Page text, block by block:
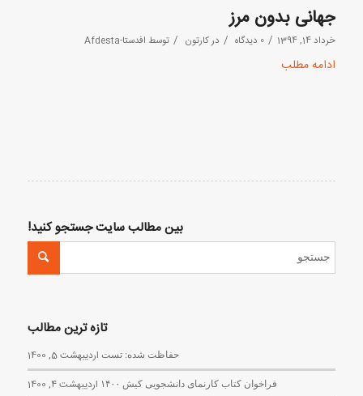
جهانی بدون مرز
خرداد 14, 1394 / 0 دیدگاه / در کارتون / توسط افدستا-Afdesta
ادامه مطلب
بین مطالب سایت جستجو کنید!
تازه ترین مطالب
حفاظت شده: تست اردیبهشت 5, 1400
فراخوان کتاب کارنمای دانشجویی کیش ۱۴۰۰ اردیبهشت 4, 1400